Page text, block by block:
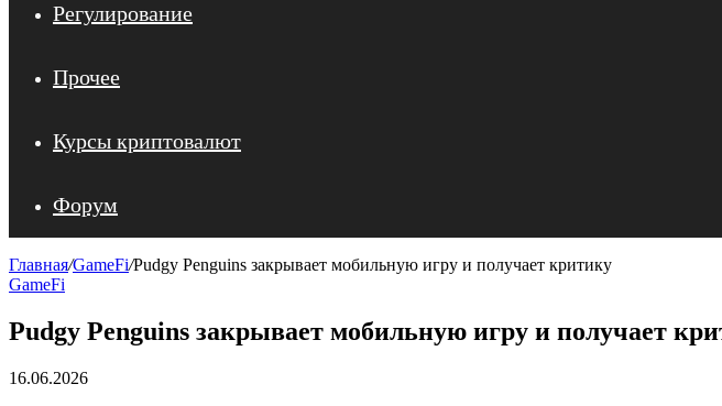
Регулирование
Прочее
Курсы криптовалют
Форум
Главная/GameFi/Pudgy Penguins закрывает мобильную игру и получает критику
GameFi
Pudgy Penguins закрывает мобильную игру и получает
16.06.2026